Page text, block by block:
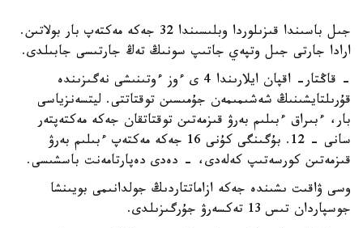
جىل باسىندا قىزىلوردا وبلىسىندا 32 جەكە مەكتەپ بار بولاتىن.
ارادا جارتى جىل وتپەي جاتىپ سونىڭ تەڭ جارتىسى جابىلدى.
- قاڭتار- اقپان ايلارىندا 4 ى ءوز ءوتىنىشى نەگىزىندە
قۇرىلتايشىنىڭ شەشىمىمەن جۇمىسىن توقتاتتى. ليتسەنزياسى
بار، ءبىراق ءبىلىم بەرۋ قىزمەتىن توقتاتقان جەكە مەكتەپتەر
سانى - 12. بۇگىنگى كۇنى 16 جەكە مەكتەپ ءبىلىم بەرۋ
قىزمەتىن كورسەتىپ كەلەدى، - دەدى دەپارتامەنت باسشىسى.
وسى ۋاقىت ىشىندە جەكە ازاماتتاردىڭ جولدانىمى بويىنشا
جوسپاردان تىس 13 تەكسەرۋ جۇرگىزىلدى.